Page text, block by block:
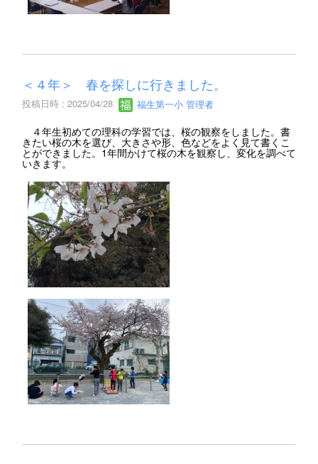
＜４年＞ 春を探しに行きました。
投稿日時 : 2025/04/28 福生第一小 管理者
４年生初めての理科の学習では、桜の観察をしました。書
きたい桜の木を選び、大きさや形、色などをよく見て書くこ
とができました。1年間かけて桜の木を観察し、変化を調べて
いきます。